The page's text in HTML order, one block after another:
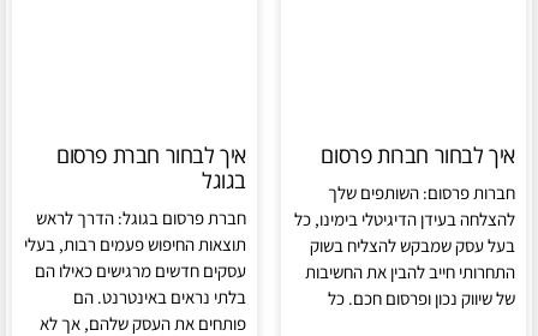
איך לבחור חברות פרסום
חברות פרסום: השותפים שלך
להצלחה בעידן הדיגיטלי בימינו, כל
בעל עסק שמבקש להצליח בשוק
התחרותי חייב להבין את החשיבות
של שיווק נכון ופרסום חכם. כל
איך לבחור חברת פרסום
בגוגל
חברת פרסום בגוגל: הדרך לראש
תוצאות החיפוש פעמים רבות, בעלי
עסקים חדשים מרגישים כאילו הם
בלתי נראים באינטרנט. הם
פותחים את העסק שלהם, אך לא